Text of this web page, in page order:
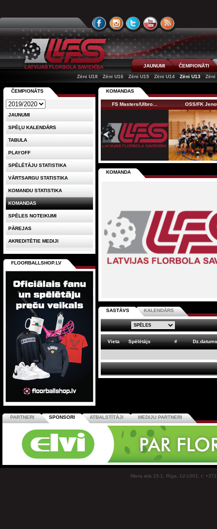
JAUNUMI
ČEMPIONĀTI
Zēni U18
Zēni U16 Zēni U15 Zēni U14 Zēni U13 Zēni
KOMANDAS
FS Masters/Ulbro… OSS/FK
KOMANDA
SASTĀVS KALENDĀRS
Vieta Spēlētājs # Dz.datums
ČEMPIONĀTS
JAUNUMI
SPĒĻU KALENDĀRS
TABULA
PLAYOFF
SPĒLĒTĀJU STATISTIKA
VĀRTSARGU STATISTIKA
KOMANDU STATISTIKA
KOMANDAS
SPĒLES NOTEIKUMI
PĀREJAS
AKREDITĒTIE MEDIJI
FLOORBALLSHOP.LV
PARTNERI SPONSORI ATBALSTĪTĀJI MEDIJU PARTNERI
Miera iela 15-1, Rīga, LV-1001, t: